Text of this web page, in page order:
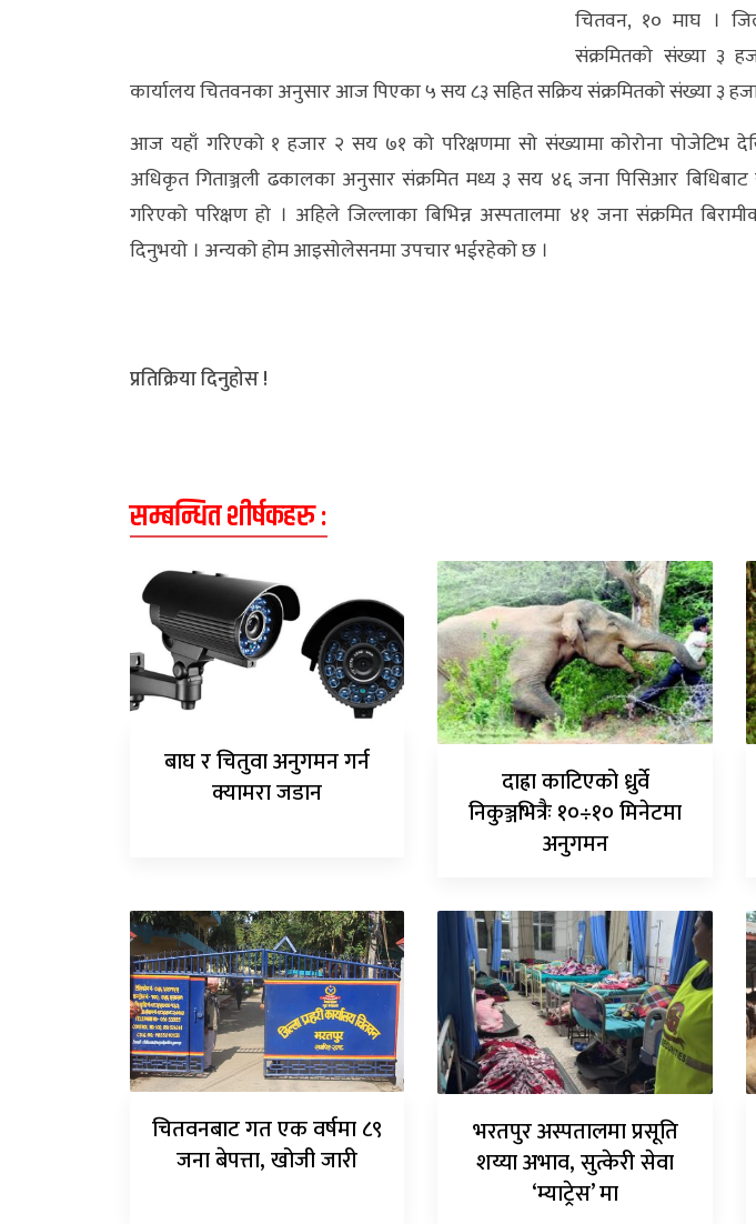
चितवन, १० माघ ।
संक्रमितको संख्या ३
कार्यालय चितवनका अनुसार आज पिएका ५ सय ८३ सहित सक्रिय संक्रमितको संख्या ३
आज यहाँ गरिएको १ हजार २ सय ७१ को परिक्षणमा सो संख्यामा कोरोना पोजेटिभ
अधिकृत गिताञ्जली ढकालका अनुसार संक्रमित मध्य ३ सय ४६ जना पिसिआर
गरिएको परिक्षण हो । अहिले जिल्लाका बिभिन्न अस्पतालमा ४१ जना संक्रमित
दिनुभयो । अन्यको होम आइसोलेसनमा उपचार भईरहेको छ ।
प्रतिक्रिया दिनुहोस !
सम्बन्धित शीर्षकहरु :
बाघ र चितुवा अनुगमन गर्न
क्यामरा जडान
दाह्रा काटिएको ध्रुर्वे
निकुञ्जभित्रैः १०÷१० मिनेटमा
अनुगमन
चितवनबाट गत एक वर्षमा ८९
जना बेपत्ता, खोजी जारी
भरतपुर अस्पतालमा प्रसूति
शय्या अभाव, सुत्केरी सेवा
‘म्याट्रेस’ मा